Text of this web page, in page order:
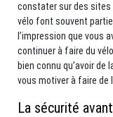
constater sur des sites
vélo font souvent
l’impression que vous
continuer à faire du
bien connu qu’avoir de
vous motiver à faire de
La sécurité